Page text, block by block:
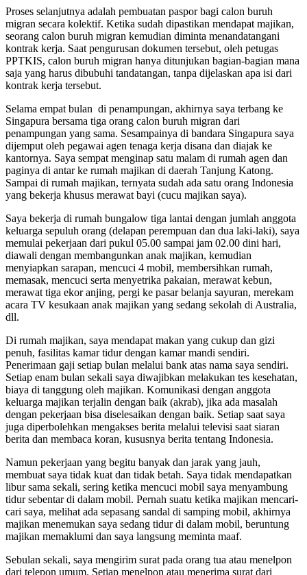
Proses selanjutnya adalah pembuatan paspor bagi calon buruh
migran secara kolektif. Ketika sudah dipastikan mendapat majikan,
seorang calon buruh migran kemudian diminta menandatangani
kontrak kerja. Saat pengurusan dokumen tersebut, oleh petugas
PPTKIS, calon buruh migran hanya ditunjukan bagian-bagian mana
saja yang harus dibubuhi tandatangan, tanpa dijelaskan apa isi dari
kontrak kerja tersebut.
Selama empat bulan di penampungan, akhirnya saya terbang ke
Singapura bersama tiga orang calon buruh migran dari
penampungan yang sama. Sesampainya di bandara Singapura saya
dijemput oleh pegawai agen tenaga kerja disana dan diajak ke
kantornya. Saya sempat menginap satu malam di rumah agen dan
paginya di antar ke rumah majikan di daerah Tanjung Katong.
Sampai di rumah majikan, ternyata sudah ada satu orang Indonesia
yang bekerja khusus merawat bayi (cucu majikan saya).
Saya bekerja di rumah bungalow tiga lantai dengan jumlah anggota
keluarga sepuluh orang (delapan perempuan dan dua laki-laki), saya
memulai pekerjaan dari pukul 05.00 sampai jam 02.00 dini hari,
diawali dengan membangunkan anak majikan, kemudian
menyiapkan sarapan, mencuci 4 mobil, membersihkan rumah,
memasak, mencuci serta menyetrika pakaian, merawat kebun,
merawat tiga ekor anjing, pergi ke pasar belanja sayuran, merekam
acara TV kesukaan anak majikan yang sedang sekolah di Australia,
dll.
Di rumah majikan, saya mendapat makan yang cukup dan gizi
penuh, fasilitas kamar tidur dengan kamar mandi sendiri.
Penerimaan gaji setiap bulan melalui bank atas nama saya sendiri.
Setiap enam bulan sekali saya diwajibkan melakukan tes kesehatan,
biaya di tanggung oleh majikan. Komunikasi dengan anggota
keluarga majikan terjalin dengan baik (akrab), jika ada masalah
dengan pekerjaan bisa diselesaikan dengan baik. Setiap saat saya
juga diperbolehkan mengakses berita melalui televisi saat siaran
berita dan membaca koran, kususnya berita tentang Indonesia.
Namun pekerjaan yang begitu banyak dan jarak yang jauh,
membuat saya tidak kuat dan tidak betah. Saya tidak mendapatkan
libur sama sekali, sering ketika mencuci mobil saya menyambung
tidur sebentar di dalam mobil. Pernah suatu ketika majikan mencari-
cari saya, melihat ada sepasang sandal di samping mobil, akhirnya
majikan menemukan saya sedang tidur di dalam mobil, beruntung
majikan memaklumi dan saya langsung meminta maaf.
Sebulan sekali, saya mengirim surat pada orang tua atau menelpon
dari telepon umum. Setiap menelpon atau menerima surat dari